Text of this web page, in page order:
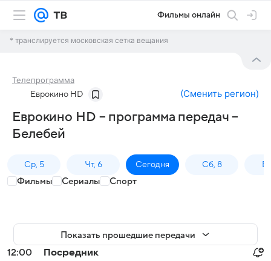
Фильмы онлайн
* транслируется московская сетка вещания
Телепрограмма
Еврокино HD (Сменить регион)
Еврокино HD – программа передач –
Белебей
Ср, 5 Чт, 6 Сегодня Сб, 8
Фильмы Сериалы Спорт
Показать прошедшие передачи
12:00
Посредник